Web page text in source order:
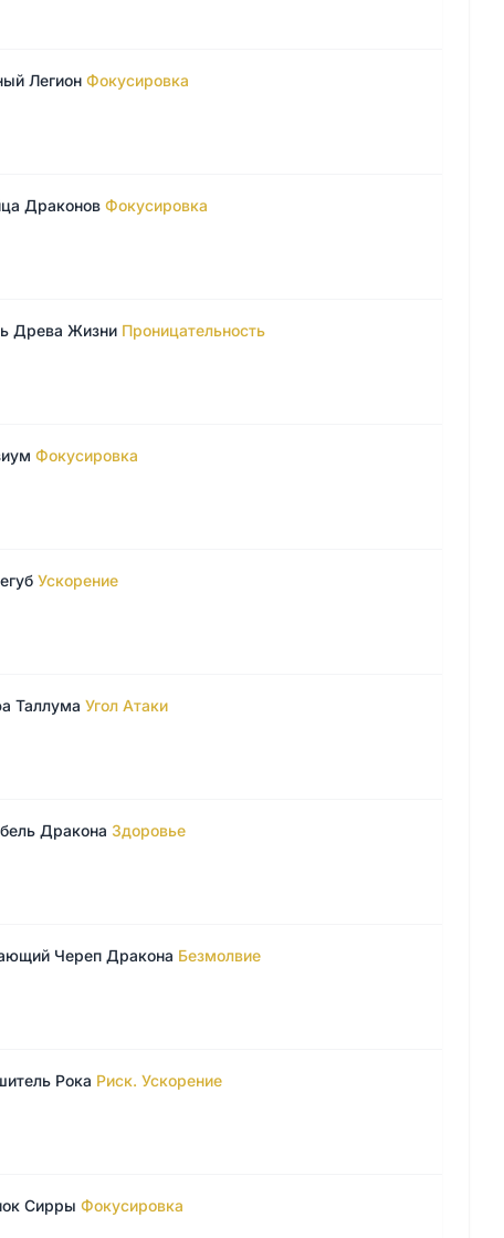
Легион Фокусировка
Драконов Фокусировка
Древа Жизни Проницательность
Фокусировка
Ускорение
Таллума Угол Атаки
Дракона Здоровье
Череп Дракона Безмолвие
Рока Риск. Ускорение
Сирры Фокусировка